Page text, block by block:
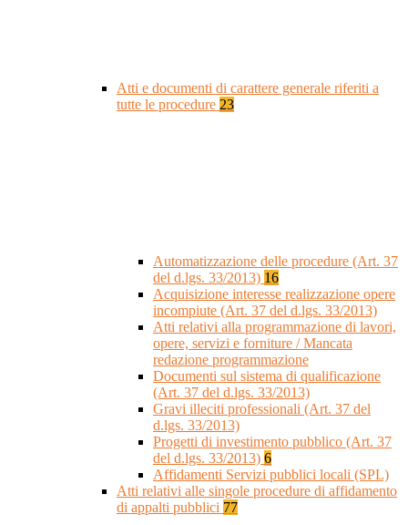
Atti e documenti di carattere generale riferiti a
tutte le procedure 23
Automatizzazione delle procedure (Art. 37
del d.lgs. 33/2013) 16
Acquisizione interesse realizzazione opere
incompiute (Art. 37 del d.lgs. 33/2013)
Atti relativi alla programmazione di lavori,
opere, servizi e forniture / Mancata
redazione programmazione
Documenti sul sistema di qualificazione
(Art. 37 del d.lgs. 33/2013)
Gravi illeciti professionali (Art. 37 del
d.lgs. 33/2013)
Progetti di investimento pubblico (Art. 37
del d.lgs. 33/2013) 6
Affidamenti Servizi pubblici locali (SPL)
Atti relativi alle singole procedure di affidamento
di appalti pubblici 77